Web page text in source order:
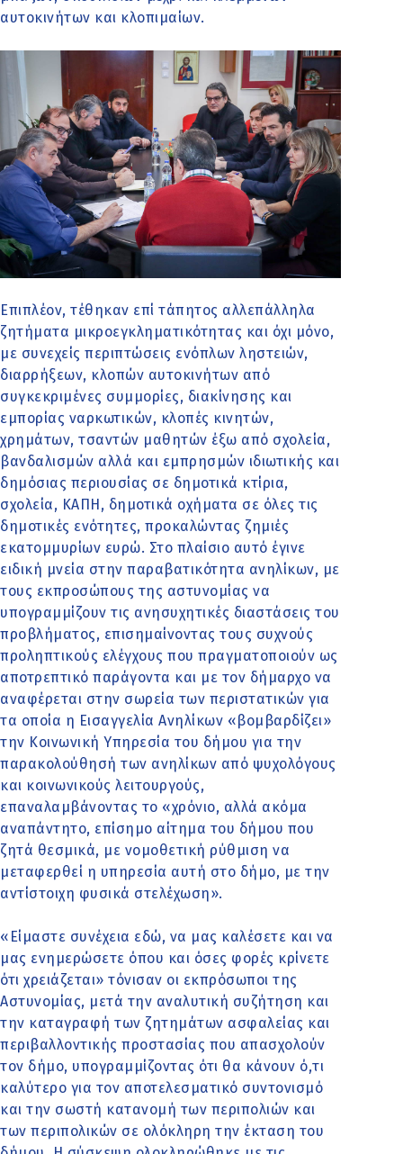
αυτοκινήτων και κλοπιμαίων.
Επιπλέον, τέθηκαν επί τάπητος αλλεπάλληλα
ζητήματα μικροεγκληματικότητας και όχι μόνο,
με συνεχείς περιπτώσεις ενόπλων ληστειών,
διαρρήξεων, κλοπών αυτοκινήτων από
συγκεκριμένες συμμορίες, διακίνησης και
εμπορίας ναρκωτικών, κλοπές κινητών,
χρημάτων, τσαντών μαθητών έξω από σχολεία,
βανδαλισμών αλλά και εμπρησμών ιδιωτικής και
δημόσιας περιουσίας σε δημοτικά κτίρια,
σχολεία, ΚΑΠΗ, δημοτικά οχήματα σε όλες τις
δημοτικές ενότητες, προκαλώντας ζημιές
εκατομμυρίων ευρώ. Στο πλαίσιο αυτό έγινε
ειδική μνεία στην παραβατικότητα ανηλίκων, με
τους εκπροσώπους της αστυνομίας να
υπογραμμίζουν τις ανησυχητικές διαστάσεις του
προβλήματος, επισημαίνοντας τους συχνούς
προληπτικούς ελέγχους που πραγματοποιούν ως
αποτρεπτικό παράγοντα και με τον δήμαρχο να
αναφέρεται στην σωρεία των περιστατικών για
τα οποία η Εισαγγελία Ανηλίκων «βομβαρδίζει»
την Κοινωνική Υπηρεσία του δήμου για την
παρακολούθησή των ανηλίκων από ψυχολόγους
και κοινωνικούς λειτουργούς,
επαναλαμβάνοντας το «χρόνιο, αλλά ακόμα
αναπάντητο, επίσημο αίτημα του δήμου που
ζητά θεσμικά, με νομοθετική ρύθμιση να
μεταφερθεί η υπηρεσία αυτή στο δήμο, με την
αντίστοιχη φυσικά στελέχωση».
«Είμαστε συνέχεια εδώ, να μας καλέσετε και να
μας ενημερώσετε όπου και όσες φορές κρίνετε
ότι χρειάζεται» τόνισαν οι εκπρόσωποι της
Αστυνομίας, μετά την αναλυτική συζήτηση και
την καταγραφή των ζητημάτων ασφαλείας και
περιβαλλοντικής προστασίας που απασχολούν
τον δήμο, υπογραμμίζοντας ότι θα κάνουν ό,τι
καλύτερο για τον αποτελεσματικό συντονισμό
και την σωστή κατανομή των περιπολιών και
των περιπολικών σε ολόκληρη την έκταση του